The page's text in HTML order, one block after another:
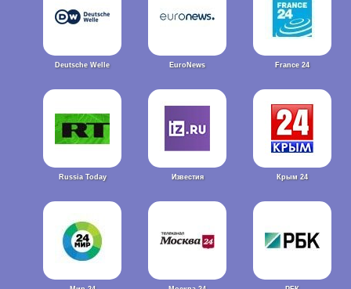
Deutsche Welle EuroNews France 24
Russia Today Известия Крым 24